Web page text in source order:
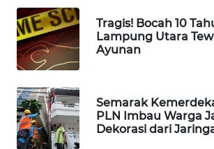
Tragis! Bocah 10
Lampung Utara
Ayunan
Semarak
PLN Imbau Warga
Dekorasi dari
WAHANA
HEALTH
DESA
WISATA
LAPAK